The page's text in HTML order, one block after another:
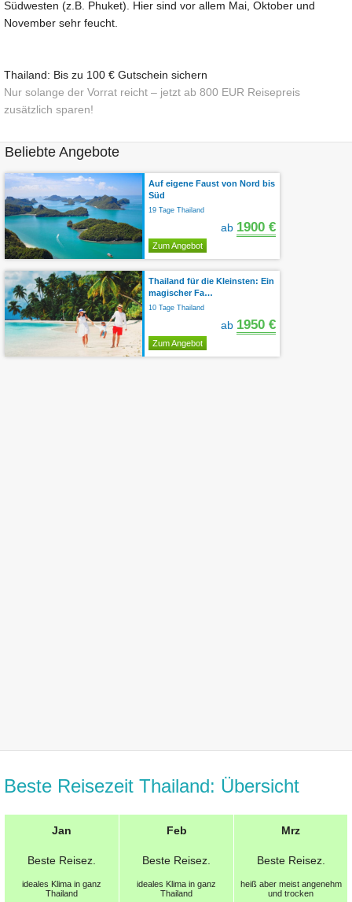
Südwesten (z.B. Phuket). Hier sind vor allem Mai, Oktober und
November sehr feucht.
Thailand: Bis zu 100 € Gutschein sichern
Nur solange der Vorrat reicht – jetzt ab 800 EUR Reisepreis
zusätzlich sparen!
Beliebte Angebote
Auf eigene Faust von Nord bis
Süd
19 Tage Thailand
ab 1900 €
Zum Angebot
Thailand für die Kleinsten: Ein
magischer Fa…
10 Tage Thailand
ab 1950 €
Zum Angebot
Beste Reisezeit Thailand: Übersicht
Jan
Beste Reisez.
ideales Klima in ganz
Thailand
Feb
Beste Reisez.
ideales Klima in ganz
Thailand
Mrz
Beste Reisez.
heiß aber meist angenehm
und trocken